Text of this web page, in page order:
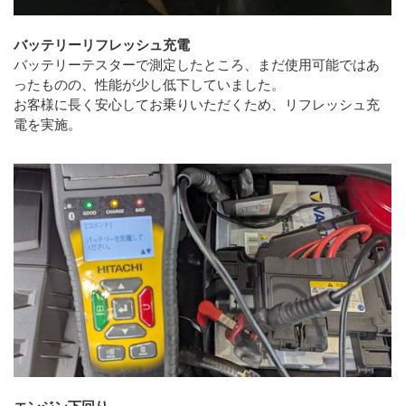
バッテリーリフレッシュ充電
バッテリーテスターで測定したところ、まだ使用可能ではあ
ったものの、性能が少し低下していました。
お客様に長く安心してお乗りいただくため、リフレッシュ充
電を実施。